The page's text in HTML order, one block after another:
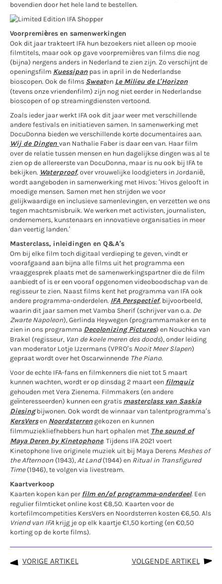
bovendien door het hele land te bestellen.
Voorpremières en samenwerkingen
Ook dit jaar trakteert IFA hun bezoekers niet alleen op mooie
filmtitels, maar ook op gave voorpremières van films die nog
(bijna) nergens anders in Nederland te zien zijn. Zo verschijnt de
openingsfilm Kuessipan pas in april in de Nederlandse
bioscopen. Ook de films Sweaten Le Milieu de L’Horizon
(tevens onze vriendenfilm) zijn nog niet eerder in Nederlandse
bioscopen of op streamingdiensten vertoond.
Zoals ieder jaar werkt IFA ook dit jaar weer met verschillende
andere festivals en initiatieven samen. In samenwerking met
DocuDonna bieden we verschillende korte documentaires aan.
Wij de Dingen van Nathalie Faber is daar een van. Haar film
over de relatie tussen mensen en hun dagelijkse dingen was al te
zien op de allereerste van DocuDonna, maar is nu ook bij IFA te
bekijken. Waterproof, over vrouwelijke loodgieters in Jordanië,
wordt aangeboden in samenwerking met Hivos: ‘Hivos gelooft in
moedige mensen. Samen met hen strijden we voor
gelijkwaardige en inclusieve samenlevingen, en verzetten we ons
tegen machtsmisbruik. We werken met activisten, journalisten,
ondernemers, kunstenaars en innovatieve organisaties in meer
dan veertig landen.’
Masterclass, inleidingen en Q&A’s
Om bij elke film toch digitaal verdieping te geven, vindt er
voorafgaand aan bijna alle films uit het programma een
vraaggesprek plaats met de samenwerkingspartner die de film
aanbiedt of is er een vooraf opgenomen videoboodschap van de
regisseur te zien. Naast films kent het programma van IFA ook
andere programma-onderdelen. IFA Perspectief, bijvoorbeeld,
waarin dit jaar samen met Vamba Sherif (schrijver van o.a. De
Zwarte Napoleon), Gerlinda Heywegen (programmamaker en te
zien in ons programma Decolonizing Pictures) en Nouchka van
Brakel (regisseur, Van de koele meren des doods), onder leiding
van moderator Lotje IJzermans (VPRO’s Nooit Meer Slapen)
gepraat wordt over het Oscarwinnende The Piano.
Voor de echte IFA-fans en filmkenners die niet tot 5 maart
kunnen wachten, wordt er op dinsdag 2 maart een filmquiz
gehouden met Vera Zienema. Filmmakers (en andere
geïnteresseerden) kunnen een gratis masterclass van Saskia
Diesingbijwonen. Ook wordt de winnaar van talentprogramma’s
KersVersen Noordsterren gekozen en kunnen
filmmuziekliefhebbers hun hart ophalen met The sound of
Maya Deren by Kinetophone. Tijdens IFA 2021 voert
Kinetophone live originele muziek uit bij Maya Derens Meshes of
the Afternoon (1943), At Land(1944) en Ritual in Transfigured
Time(1946), te volgen via livestream.
Kaartverkoop
Kaarten kopen kan per film en/of programma-onderdeel. Een
regulier filmticket online kost €8,50. Kaarten voor de
kortefilmcompetities KersVers en Noordsterren kosten €6,50. Als
Vriend van IFA krijg je op elk kaartje €1,50 korting (en €0,50
korting op de korte films).
VORIGE ARTIKEL VOLGENDE ARTIKEL